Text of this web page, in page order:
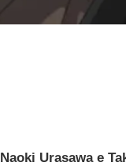
Naoki Urasawa e